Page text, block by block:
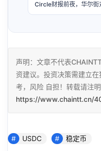
Circle财报前夜，华尔街
声明：文章不代表
资建议。投资决策需建立
考，风险 自担！转载请注明
https://www.chaintt.cn/
USDC 稳定币